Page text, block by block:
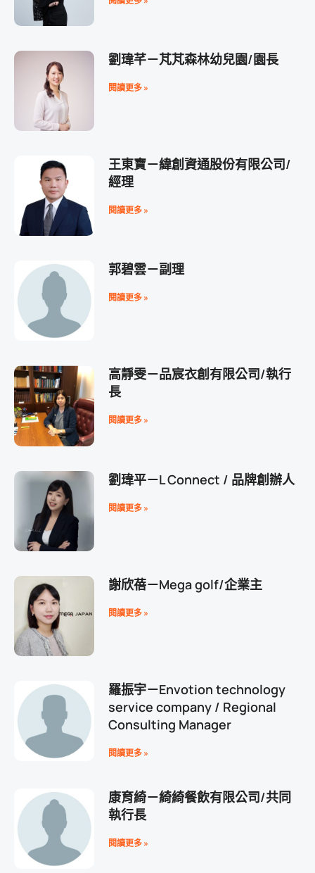
劉瑋芊－芃芃森林幼兒園/園長
閱讀更多 »
王東寶－緯創資通股份有限公司/
經理
閱讀更多 »
郭碧雲－副理
閱讀更多 »
高靜雯－品宸衣創有限公司/執行
長
閱讀更多 »
劉瑋平－L Connect / 品牌創辦人
閱讀更多 »
謝欣蓓－Mega golf/企業主
閱讀更多 »
羅振宇－Envotion technology
service company / Regional
Consulting Manager
閱讀更多 »
康育綺－綺綺餐飲有限公司/共同
執行長
閱讀更多 »